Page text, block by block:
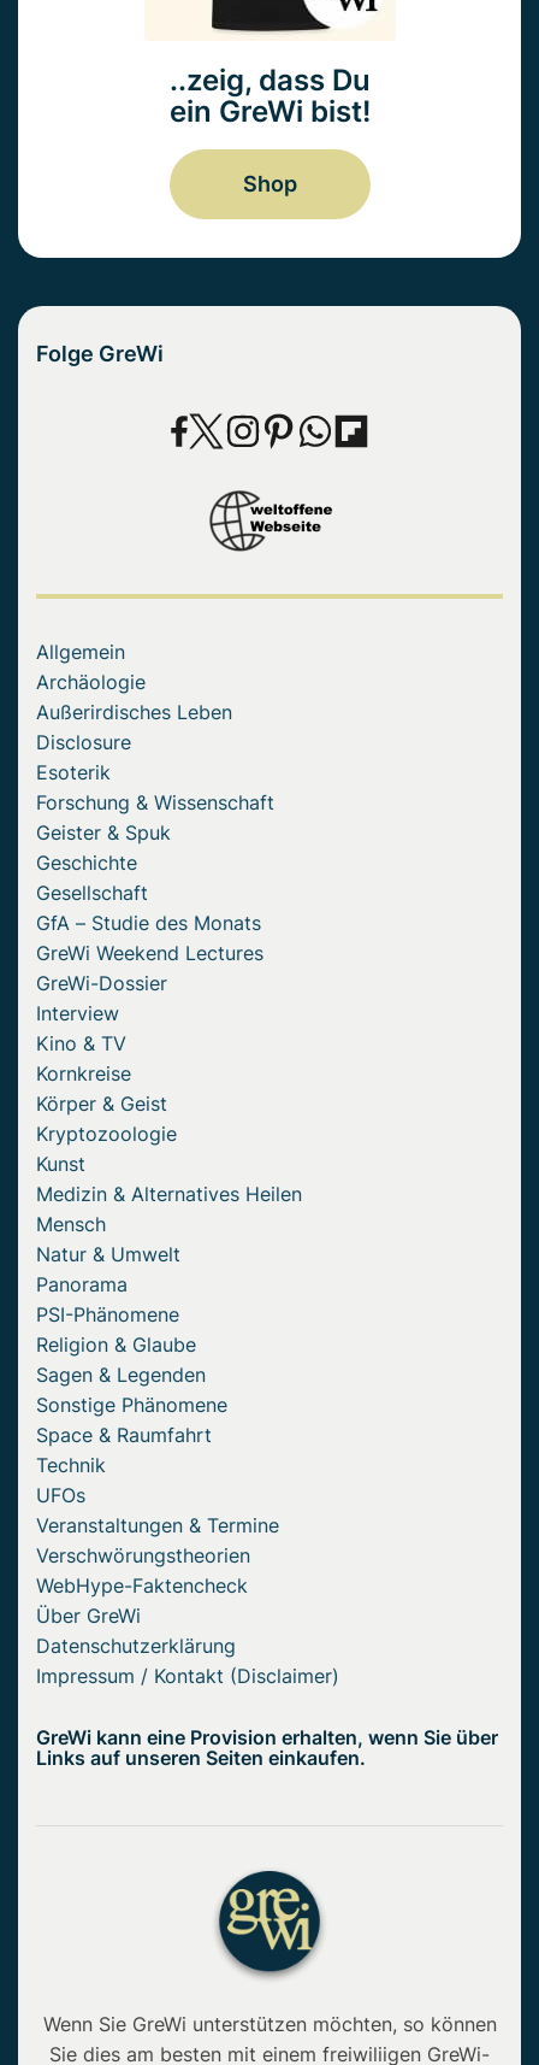
..zeig, dass Du
ein GreWi bist!
Shop
Folge GreWi
Allgemein
Archäologie
Außerirdisches Leben
Disclosure
Esoterik
Forschung & Wissenschaft
Geister & Spuk
Geschichte
Gesellschaft
GfA – Studie des Monats
GreWi Weekend Lectures
GreWi-Dossier
Interview
Kino & TV
Kornkreise
Körper & Geist
Kryptozoologie
Kunst
Medizin & Alternatives Heilen
Mensch
Natur & Umwelt
Panorama
PSI-Phänomene
Religion & Glaube
Sagen & Legenden
Sonstige Phänomene
Space & Raumfahrt
Technik
UFOs
Veranstaltungen & Termine
Verschwörungstheorien
WebHype-Faktencheck
Über GreWi
Datenschutzerklärung
Impressum / Kontakt (Disclaimer)
GreWi kann eine Provision erhalten, wenn Sie über
Links auf unseren Seiten einkaufen.
Wenn Sie GreWi unterstützen möchten, so können
Sie dies am besten mit einem freiwiliigen GreWi-